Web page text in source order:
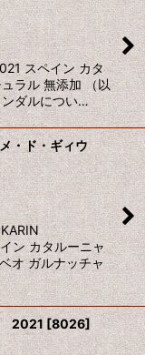
スペイン カタ
ラル 無添加 （以
ダルについ…
・ド・ギィウ
ン カタルーニャ
オ ガルナッチャ
2021 [8026]